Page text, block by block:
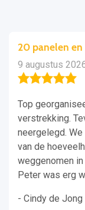
20 panelen
9 augustus
Top
verstrekking.
neergelegd.
van de
weggenomen
Peter was erg
- Cindy de Jong